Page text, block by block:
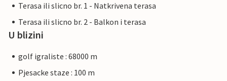
Terasa ili slicno br. 1 - Natkrivena terasa
Terasa ili slicno br. 2 - Balkon i terasa
U blizini
golf igraliste : 68000 m
Pjesacke staze : 100 m